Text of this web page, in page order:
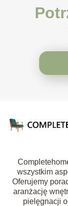
wszystkim
Oferujemy
aranżację
pielęgnacji